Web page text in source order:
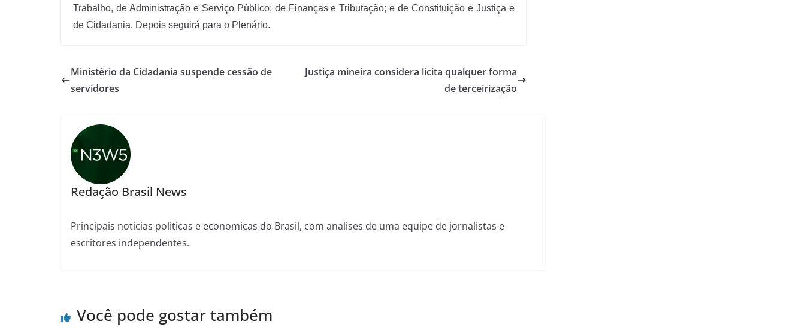
Trabalho, de Administração e Serviço Público; de Finanças e Tributação; e de Constituição e Justiça e
de Cidadania. Depois seguirá para o Plenário.
Ministério da Cidadania suspende cessão de
servidores
Justiça mineira considera lícita qualquer forma
de terceirização
Redação Brasil News
Principais noticias politicas e economicas do Brasil, com analises de uma equipe de jornalistas e
escritores independentes.
Você pode gostar também